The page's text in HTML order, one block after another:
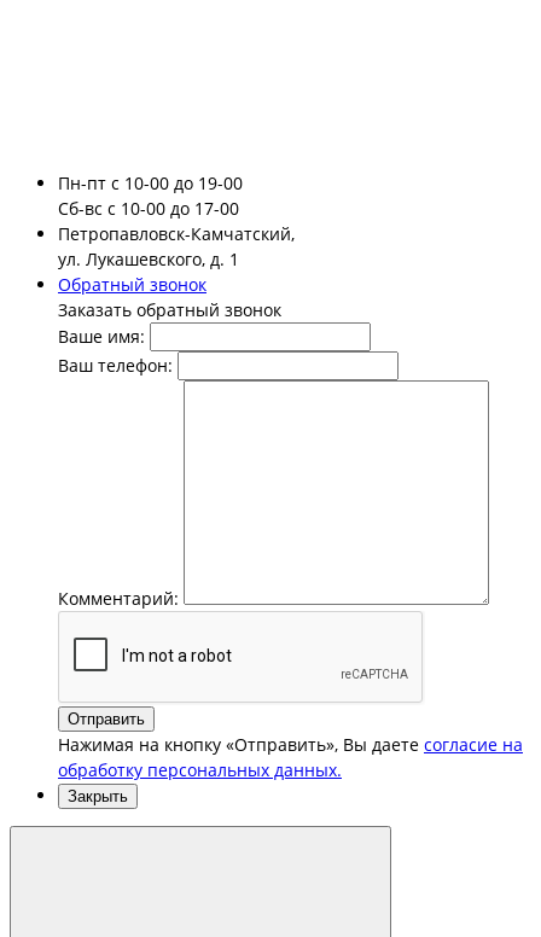
Пн-пт с 10-00 до 19-00
Сб-вс с 10-00 до 17-00
Петропавловск-Камчатский,
ул. Лукашевского, д. 1
Обратный звонок
Заказать обратный звонок
Ваше имя:
Ваш телефон:
Комментарий:
Отправить
Нажимая на кнопку «Отправить», Вы даете согласие на
обработку персональных данных.
Закрыть